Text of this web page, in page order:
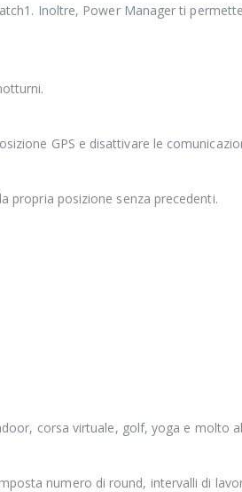
Inoltre, Power Manager ti
GPS e disattivare le
propria posizione senza precedenti.
corsa virtuale, golf, yoga e molto
numero di round, intervalli di